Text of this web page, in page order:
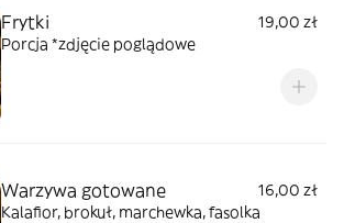
Frytki
19,00 zł
Porcja *zdjęcie poglądowe
Warzywa gotowane
16,00 zł
Kalafior, brokuł, marchewka, fasolka